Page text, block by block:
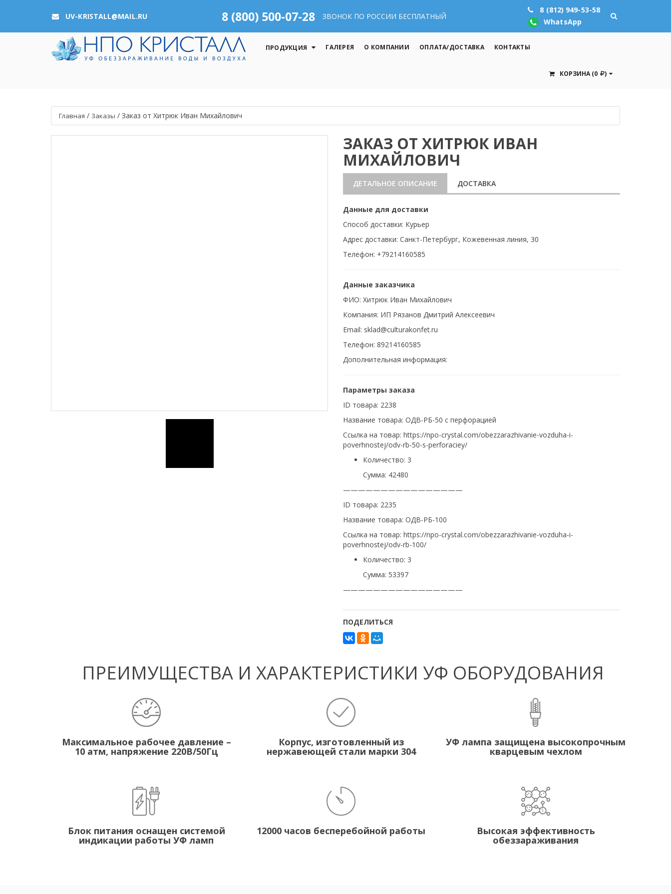
UV-KRISTALL@MAIL.RU 8 (800) 500-07-28 ЗВОНОК ПО РОССИИ БЕСПЛАТНЫЙ
8 (812) 949-53-58
WhatsApp
ПРОДУКЦИЯ ГАЛЕРЕЯ О КОМПАНИИ ОПЛАТА/ДОСТАВКА КОНТАКТЫ
КОРЗИНА (0 )
Главная / Заказы / Заказ от Хитрюк Иван Михайлович
ЗАКАЗ ОТ ХИТРЮК ИВАН
МИХАЙЛОВИЧ
ДЕТАЛЬНОЕ ОПИСАНИЕ ДОСТАВКА
Данные для доставки
Способ доставки: Курьер
Адрес доставки: Санкт-Петербург, Кожевенная линия, 30
Телефон: +79214160585
Данные заказчика
ФИО: Хитрюк Иван Михайлович
Компания: ИП Рязанов Дмитрий Алексеевич
Email: sklad@culturakonfet.ru
Телефон: 89214160585
Дополнительная информация:
Параметры заказа
ID товара: 2238
Название товара: ОДВ-РБ-50 с перфорацией
Ссылка на товар: https://npo-crystal.com/obezzarazhivanie-vozduha-i-
poverhnostej/odv-rb-50-s-perforaciey/
Количество: 3
Сумма: 42480
————————————————
ID товара: 2235
Название товара: ОДВ-РБ-100
Ссылка на товар: https://npo-crystal.com/obezzarazhivanie-vozduha-i-
poverhnostej/odv-rb-100/
Количество: 3
Сумма: 53397
————————————————
ПОДЕЛИТЬСЯ
ПРЕИМУЩЕСТВА И ХАРАКТЕРИСТИКИ УФ ОБОРУДОВАНИЯ
Максимальное рабочее давление –
10 атм, напряжение 220В/50Гц
Корпус, изготовленный из
нержавеющей стали марки 304
УФ лампа защищена высокопрочным
кварцевым чехлом
Блок питания оснащен системой
индикации работы УФ ламп
12000 часов бесперебойной работы Высокая эффективность
обеззараживания